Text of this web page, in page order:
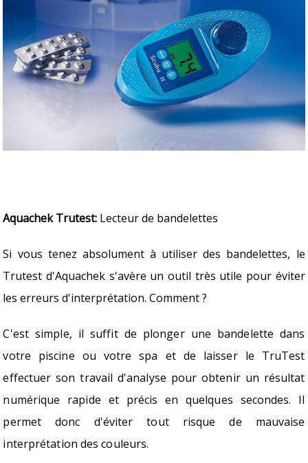
Aquachek Trutest: Lecteur de bandelettes
Si vous tenez absolument à utiliser des bandelettes, le
Trutest d'Aquachek s'avère un outil très utile pour éviter
les erreurs d'interprétation. Comment ?
C'est simple, il suffit de plonger une bandelette dans
votre piscine ou votre spa et de laisser le TruTest
effectuer son travail d'analyse pour obtenir un résultat
numérique rapide et précis en quelques secondes. Il
permet donc d'éviter tout risque de mauvaise
interprétation des couleurs.